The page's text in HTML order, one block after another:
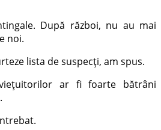
După război, nu au mai
noi.
lista de suspecți, am spus.
ar fi foarte bătrâni